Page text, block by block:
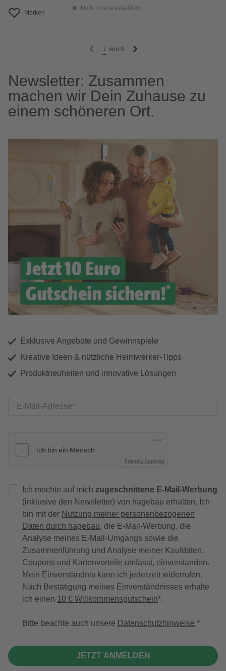
Merken
Nicht online erhältlich
1 von 8
Newsletter: Zusammen
machen wir Dein Zuhause zu
einem schöneren Ort.
Exklusive Angebote und Gewinnspiele
Kreative Ideen & nützliche Heimwerker-Tipps
Produktneuheiten und innovative Lösungen
E-Mail-Adresse
Friendly Captcha
Ich möchte auf mich zugeschnittene E-Mail-Werbung
(inklusive den Newsletter) von hagebau erhalten. Ich
bin mit der Nutzung meiner personenbezogenen
Daten durch hagebau, die E-Mail-Werbung, die
Analyse meines E-Mail-Umgangs sowie die
Zusammenführung und Analyse meiner Kaufdaten,
Coupons und Kartenvorteile umfasst, einverstanden.
Mein Einverständnis kann ich jederzeit widerrufen.
Nach Bestätigung meines Einverständnisses erhalte
ich einen 10 € Willkommensgutschein*.
Bitte beachte auch unsere Datenschutzhinweise.
JETZT ANMELDEN